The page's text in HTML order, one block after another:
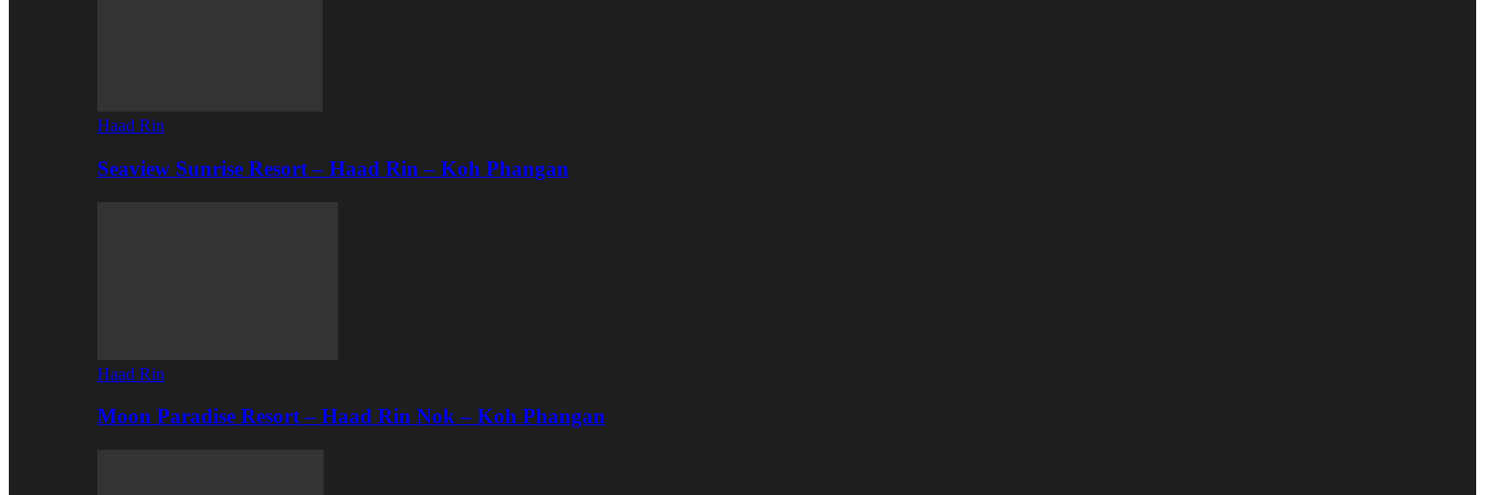
Haad Rin
Seaview Sunrise Resort – Haad Rin – Koh Phangan
Haad Rin
Moon Paradise Resort – Haad Rin Nok – Koh Phangan